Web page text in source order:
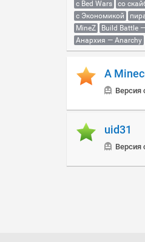
с Bed Wars
со
с Экономикой
MineZ
Build Battle
Анархия — Anarchy
A
Версия
uid31
Версия